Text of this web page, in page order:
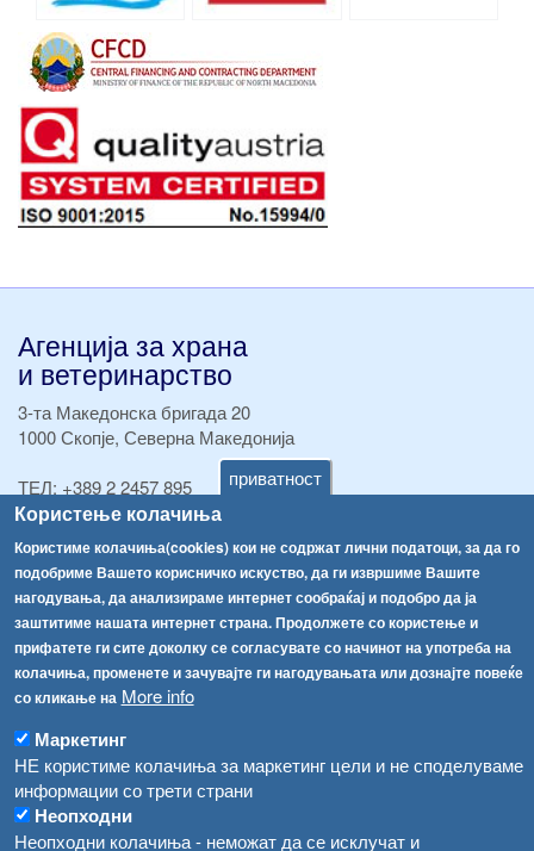
приватност
Користење колачиња
Користиме колачиња(cookies) кои не содржат лични податоци, за да го
подобриме Вашето корисничко искуство, да ги извршиме Вашите
нагодувања, да анализираме интернет сообраќај и подобро да ја
заштитиме нашата интернет страна. Продолжете со користење и
прифатете ги сите доколку се согласувате со начинот на употреба на
колачиња, променете и зачувајте ги нагодувањата или дознајте повеќе
со кликање на More info
Маркетинг
НЕ користиме колачиња за маркетинг цели и не споделуваме
информации со трети страни
Неопходни
Неопходни колачиња - неможат да се исклучат и
Агенција за храна
и ветеринарство
3-та Македонска бригада 20
1000 Скопје, Северна Македонија
ТЕЛ: +389 2 2457 895
ТЕЛ:+389 2 2457 873
Факс:
+389 2 2457 893
Факс:
+389 2 2457 871
info@fva.gov.mk
[АХВ-претходна страна]
Соопштенија
Република Бугарија ги засили официјалните контроли при увоз на свежо овошје и зеленчук
Високите температури ризик од труење со храна, опасни се и за животните
Водата во Гостивар може да се користи како техничка, продолжува испораката на флаширана вода
Во Гостивар спроведени 70 вонредни контроли
Навигација
Обрасци